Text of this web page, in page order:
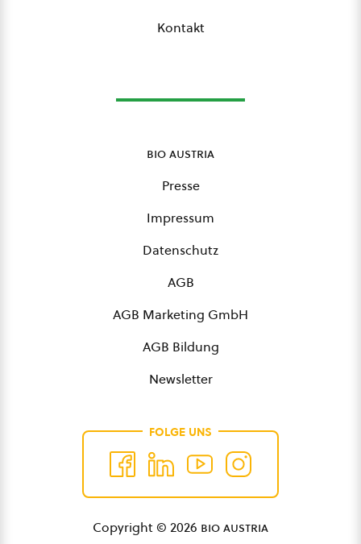
Kontakt
bio austria
Presse
Impressum
Datenschutz
AGB
AGB Marketing GmbH
AGB Bildung
Newsletter
FOLGE UNS
Copyright © 2026 bio austria